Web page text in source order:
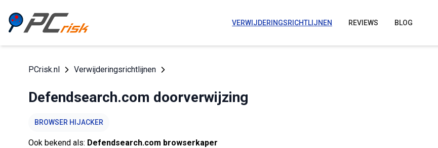
VERWIJDERINGSRICHTLIJNEN REVIEWS BLOG
PCrisk.nl Verwijderingsrichtlijnen
Defendsearch.com doorverwijzing
BROWSER HIJACKER
Ook bekend als: Defendsearch.com browserkaper